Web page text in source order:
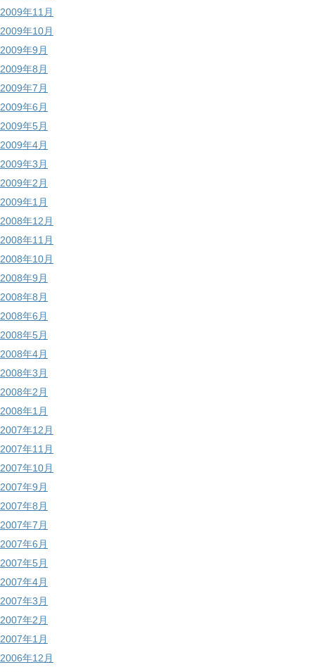
2009年11月
2009年10月
2009年9月
2009年8月
2009年7月
2009年6月
2009年5月
2009年4月
2009年3月
2009年2月
2009年1月
2008年12月
2008年11月
2008年10月
2008年9月
2008年8月
2008年6月
2008年5月
2008年4月
2008年3月
2008年2月
2008年1月
2007年12月
2007年11月
2007年10月
2007年9月
2007年8月
2007年7月
2007年6月
2007年5月
2007年4月
2007年3月
2007年2月
2007年1月
2006年12月